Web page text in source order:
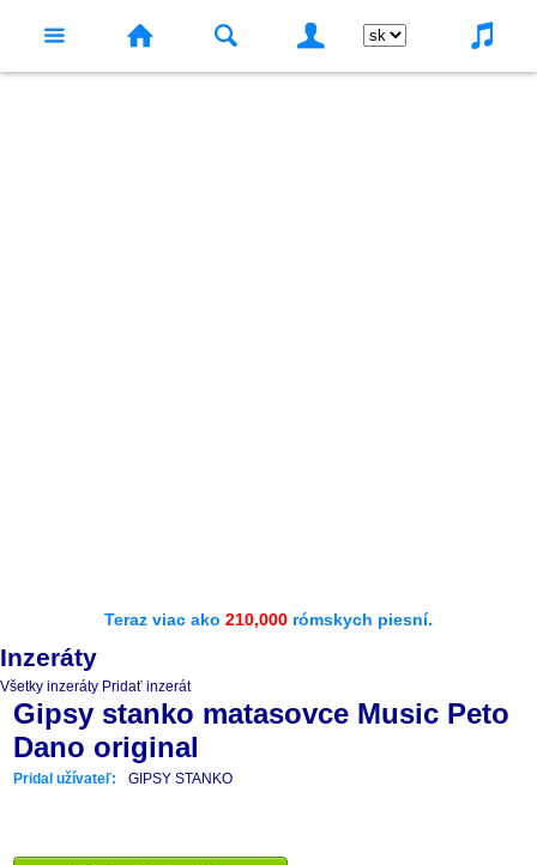
Teraz viac ako 210,000 rómskych piesní.
Inzeráty
Všetky inzeráty Pridať inzerát
Gipsy stanko matasovce Music Peto
Dano original
Pridal užívateľ: GIPSY STANKO